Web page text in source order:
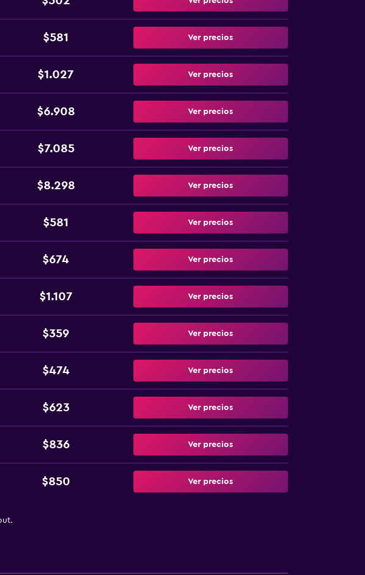
$581 Ver precios
$1.027 Ver precios
$6.908 Ver precios
$7.085 Ver precios
$8.298 Ver precios
$581 Ver precios
$674 Ver precios
$1.107 Ver precios
$359 Ver precios
$474 Ver precios
$623 Ver precios
$836 Ver precios
$850 Ver precios